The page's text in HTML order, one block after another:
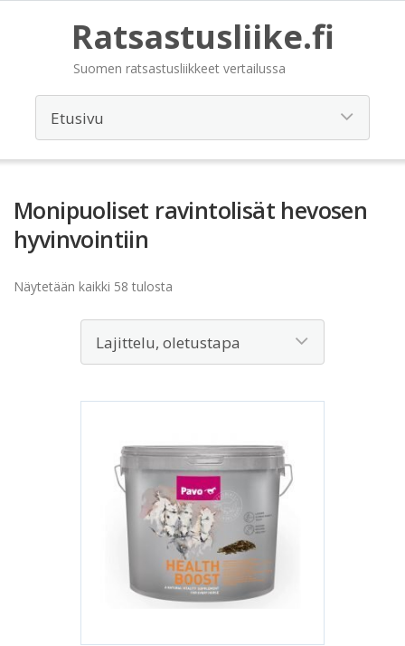
Ratsastusliike.fi
Suomen ratsastusliikkeet vertailussa
Monipuoliset ravintolisät hevosen
hyvinvointiin
Näytetään kaikki 58 tulosta